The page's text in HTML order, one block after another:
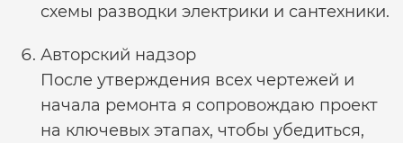
схемы разводки электрики и сантехники.
Авторский надзор
После утверждения всех чертежей и
начала ремонта я сопровождаю проект
на ключевых этапах, чтобы убедиться,